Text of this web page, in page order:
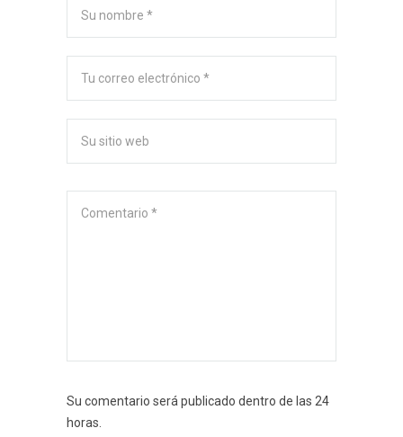
Su comentario será publicado dentro de las 24
horas.